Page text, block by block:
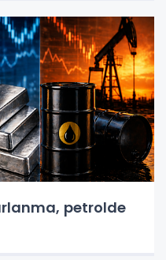
petrolde